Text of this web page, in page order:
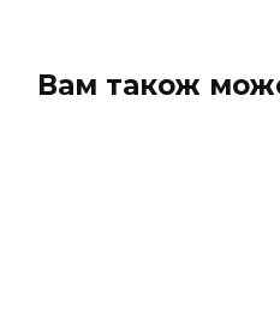
Вам також